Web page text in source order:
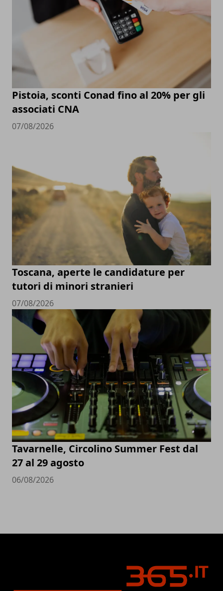
Pistoia, sconti Conad fino al 20% per gli
associati CNA
07/08/2026
Toscana, aperte le candidature per
tutori di minori stranieri
07/08/2026
Tavarnelle, Circolino Summer Fest dal
27 al 29 agosto
06/08/2026